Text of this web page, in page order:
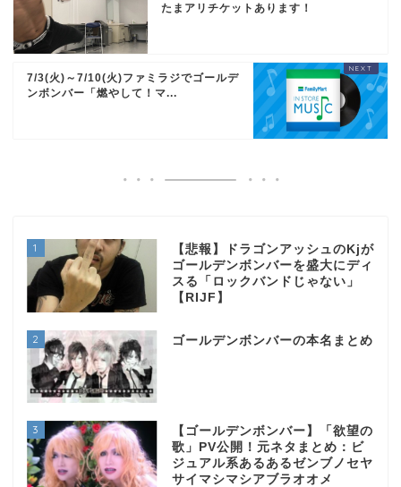
たまアリチケットあります！
7/3(火)～7/10(火)ファミラジでゴールデ
ンボンバー「燃やして！マ...
1
【悲報】ドラゴンアッシュのKjが
ゴールデンボンバーを盛大にディ
スる「ロックバンドじゃない」
【RIJF】
2 ゴールデンボンバーの本名まとめ
3
【ゴールデンボンバー】「欲望の
歌」PV公開！元ネタまとめ：ビ
ジュアル系あるあるゼンブノセヤ
サイマシマシアブラオオメ